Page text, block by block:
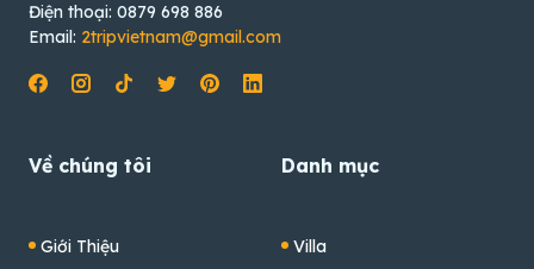
Điện thoại: 0879 698 886
Email: 2tripvietnam@gmail.com
Về chúng tôi
Giới Thiệu
Danh mục
Villa